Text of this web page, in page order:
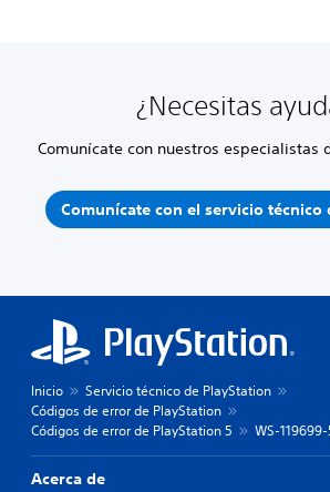
¿Necesitas
Comunícate con nuestros especialistas
Comunícate con el servicio técnico
Inicio
Servicio técnico de PlayStation
Códigos de error de PlayStation
Códigos de error de PlayStation 5
WS-
Acerca de